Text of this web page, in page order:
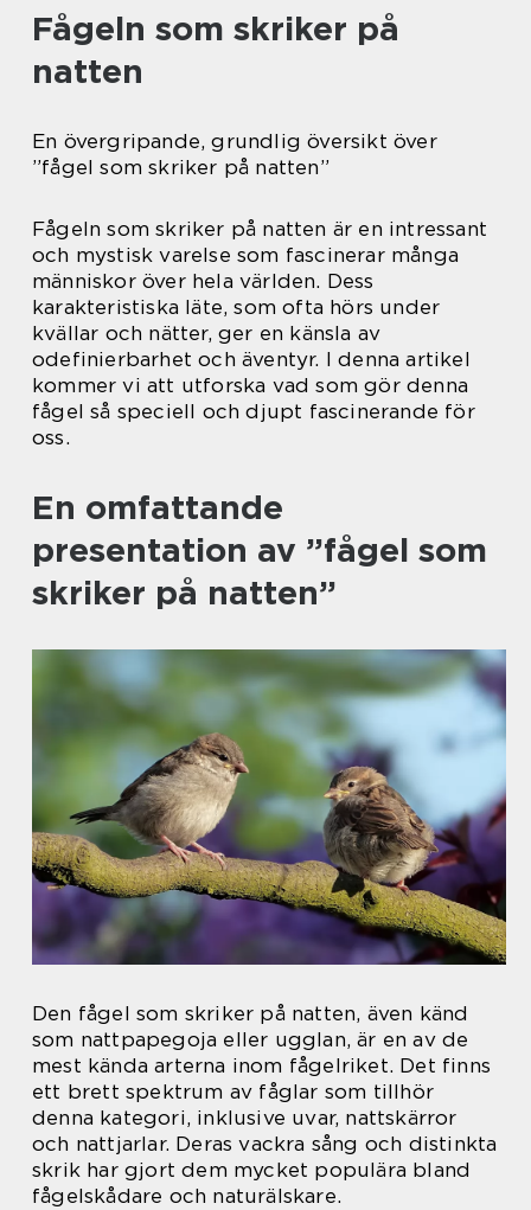
Fågeln som skriker på
natten
En övergripande, grundlig översikt över
”fågel som skriker på natten”
Fågeln som skriker på natten är en intressant
och mystisk varelse som fascinerar många
människor över hela världen. Dess
karakteristiska läte, som ofta hörs under
kvällar och nätter, ger en känsla av
odefinierbarhet och äventyr. I denna artikel
kommer vi att utforska vad som gör denna
fågel så speciell och djupt fascinerande för
oss.
En omfattande
presentation av ”fågel som
skriker på natten”
Den fågel som skriker på natten, även känd
som nattpapegoja eller ugglan, är en av de
mest kända arterna inom fågelriket. Det finns
ett brett spektrum av fåglar som tillhör
denna kategori, inklusive uvar, nattskärror
och nattjarlar. Deras vackra sång och distinkta
skrik har gjort dem mycket populära bland
fågelskådare och naturälskare.